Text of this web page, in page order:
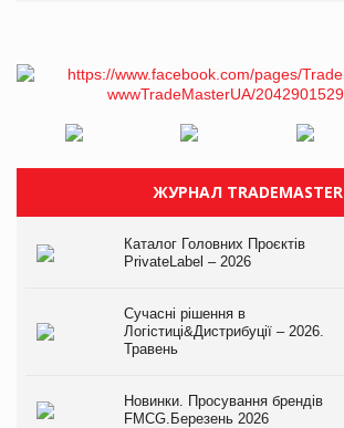
ЖУРНАЛ TRADEMASTER
Каталог Головних Проєктів
PrivateLabel – 2026
Сучасні рішення в
Логістиці&Дистрибуції – 2026.
Травень
Новинки. Просування брендів
FMCG.Березень 2026